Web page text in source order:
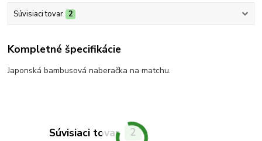
Súvisiaci tovar 2
Kompletné špecifikácie
Japonská bambusová naberačka na matchu.
Súvisiaci tovar 2